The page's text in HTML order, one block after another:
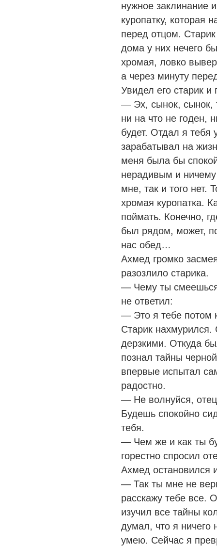
нужное заклинание
куропатку, которая
перед отцом.
дома у них нечего
хромая, ловко
а через минуту
Увидел его старик и
— Эх, сынок, сынок,
ни на что не годен,
будет. Отдал я тебя
зарабатывал на
меня была бы
нерадивым и
мне, так и того нет.
хромая куропатка.
поймать. Конечно,
был рядом, может,
нас обед…
Ахмед громко
разозлило старика.
— Чему ты
не ответил:
— Это я тебе потом
Старик
дерзкими. Откуда
познал тайны
впервые испытал
радостно.
— Не волнуйся,
Будешь спокойно
тебя.
— Чем же и как ты
горестно спросил
Ахмед остановился
— Так ты мне не
расскажу тебе все.
изучил все тайны
думал, что я ничего
умею. Сейчас я